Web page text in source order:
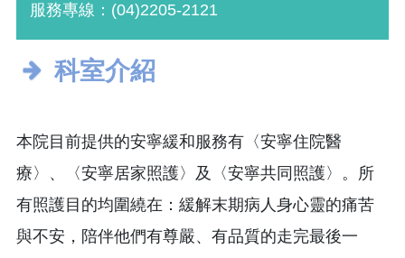
服務專線：(04)2205-2121
科室介紹
本院目前提供的安寧緩和服務有〈安寧住院醫
療〉、〈安寧居家照護〉及〈安寧共同照護〉。所
有照護目的均圍繞在：緩解末期病人身心靈的痛苦
與不安，陪伴他們有尊嚴、有品質的走完最後一